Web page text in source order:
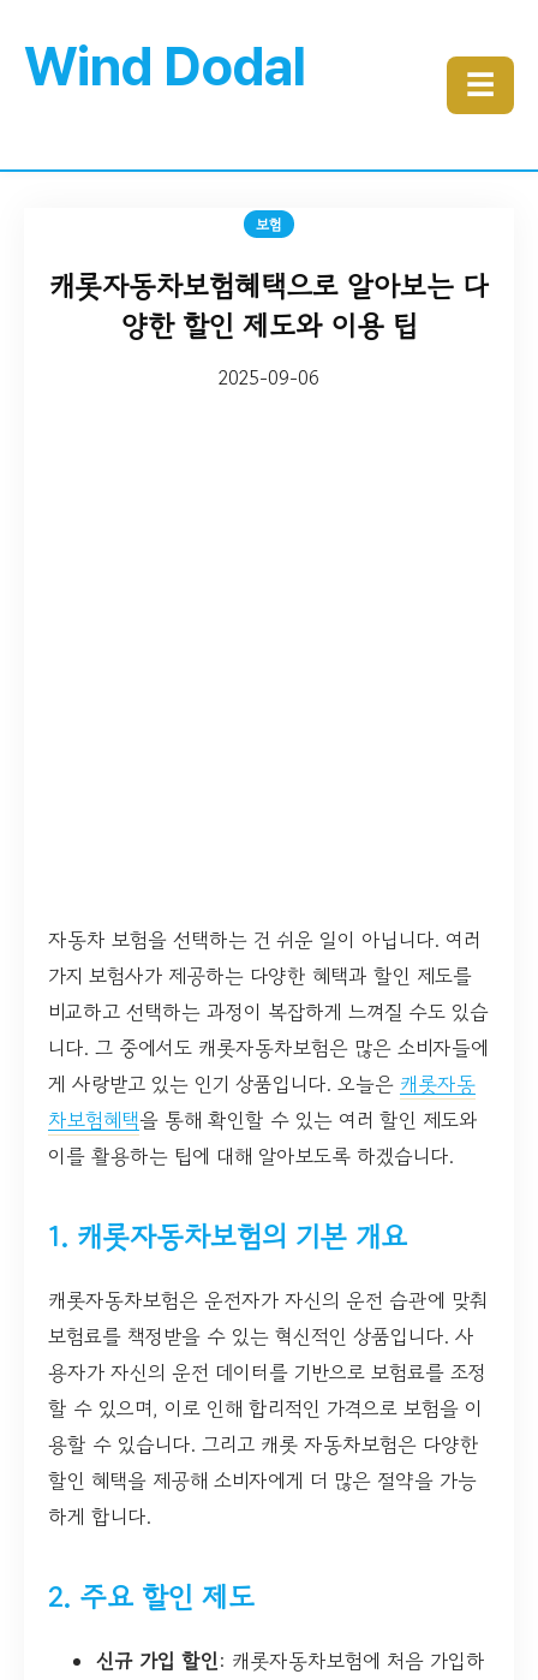
Wind Dodal ☰
보험
캐롯자동차보험혜택으로 알아보는 다
양한 할인 제도와 이용 팁
2025-09-06
자동차 보험을 선택하는 건 쉬운 일이 아닙니다. 여러
가지 보험사가 제공하는 다양한 혜택과 할인 제도를
비교하고 선택하는 과정이 복잡하게 느껴질 수도 있습
니다. 그 중에서도 캐롯자동차보험은 많은 소비자들에
게 사랑받고 있는 인기 상품입니다. 오늘은 캐롯자동
차보험혜택을 통해 확인할 수 있는 여러 할인 제도와
이를 활용하는 팁에 대해 알아보도록 하겠습니다.
1. 캐롯자동차보험의 기본 개요
캐롯자동차보험은 운전자가 자신의 운전 습관에 맞춰
보험료를 책정받을 수 있는 혁신적인 상품입니다. 사
용자가 자신의 운전 데이터를 기반으로 보험료를 조정
할 수 있으며, 이로 인해 합리적인 가격으로 보험을 이
용할 수 있습니다. 그리고 캐롯 자동차보험은 다양한
할인 혜택을 제공해 소비자에게 더 많은 절약을 가능
하게 합니다.
2. 주요 할인 제도
신규 가입 할인: 캐롯자동차보험에 처음 가입하